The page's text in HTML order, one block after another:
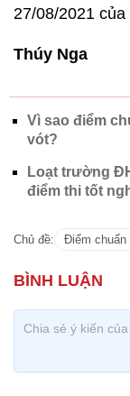
27/08/2021
Thúy Nga
Vì sao điểm
vót?
Loạt trường
điểm thi tốt
Chủ đề: Điểm chuẩn